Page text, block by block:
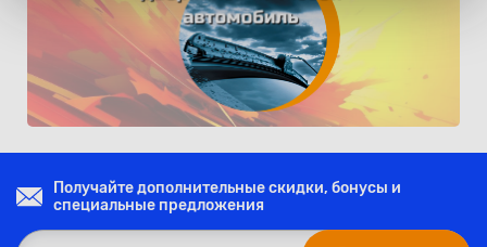
Получайте дополнительные скидки, бонусы и
специальные предложения